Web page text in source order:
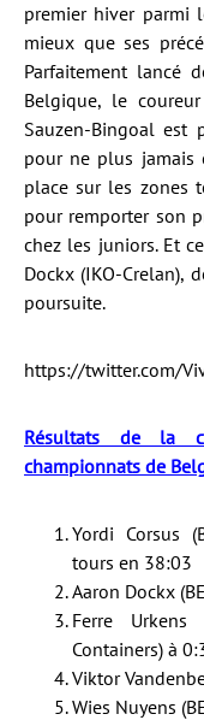
premier hiver parmi
mieux que ses
Parfaitement lancé
Belgique, le
Sauzen-Bingoal
pour ne plus jamais
place sur les zones
pour remporter son
chez les juniors. Et
Dockx (IKO-Crelan),
poursuite.
https://twitter.com/
Résultats de la
championnats de
Yordi Corsus
tours en 38:03
Aaron Dockx
Ferre Urkens
Containers) à
Viktor
Wies Nuyens